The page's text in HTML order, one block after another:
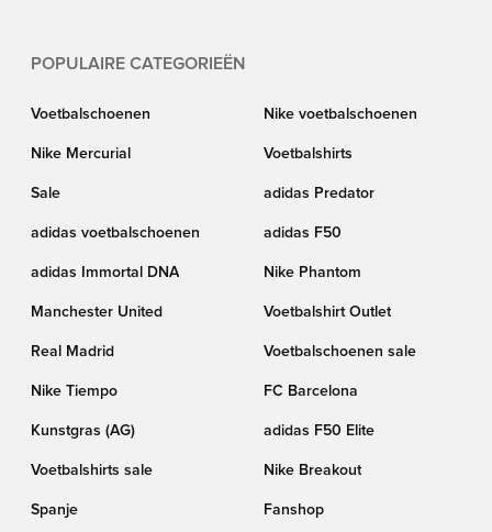
POPULAIRE CATEGORIEËN
Voetbalschoenen Nike voetbalschoenen
Nike Mercurial Voetbalshirts
Sale adidas Predator
adidas voetbalschoenen adidas F50
adidas Immortal DNA Nike Phantom
Manchester United Voetbalshirt Outlet
Real Madrid Voetbalschoenen sale
Nike Tiempo FC Barcelona
Kunstgras (AG) adidas F50 Elite
Voetbalshirts sale Nike Breakout
Spanje Fanshop